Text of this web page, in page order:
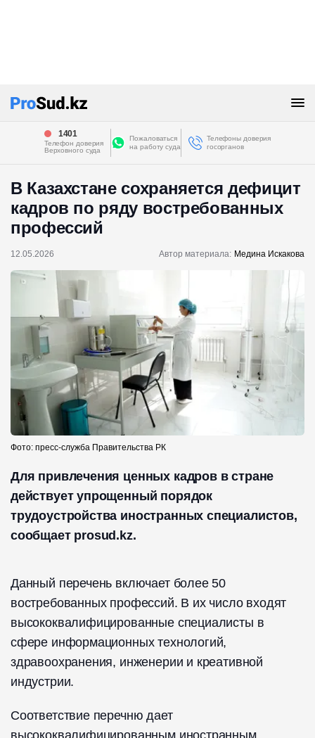
1401
Телефон доверия
Верховного суда
Пожаловаться
на работу суда
Телефоны доверия
госорганов
В Казахстане сохраняется дефицит
кадров по ряду востребованных
профессий
12.05.2026 Автор материала: Медина Искакова
Фото: пресс-служба Правительства РК
Для привлечения ценных кадров в стране
действует упрощенный порядок
трудоустройства иностранных специалистов,
сообщает prosud.kz.
Данный перечень включает более 50
востребованных профессий. В их число входят
высококвалифицированные специалисты в
сфере информационных технологий,
здравоохранения, инженерии и креативной
индустрии.
Соответствие перечню дает